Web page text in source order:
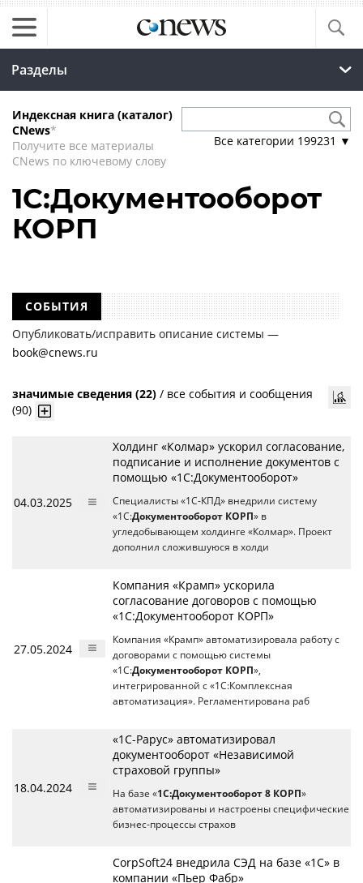
Разделы
Индексная книга (каталог)
CNews*
Получите все материалы
CNews по ключевому слову
Все категории 199231 ▼
1С:Документооборот
КОРП
СОБЫТИЯ
Опубликовать/исправить описание системы —
book@cnews.ru
значимые сведения (22) / все события и сообщения
(90)
04.03.2025
Холдинг «Колмар» ускорил согласование,
подписание и исполнение документов с
помощью «1С:Документооборот»
Специалисты «1С-КПД» внедрили систему
«1С:Документооборот КОРП» в
угледобывающем холдинге «Колмар». Проект
дополнил сложившуюся в холди
27.05.2024
Компания «Крамп» ускорила
согласование договоров с помощью
«1С:Документооборот КОРП»
Компания «Крамп» автоматизировала работу с
договорами с помощью системы
«1С:Документооборот КОРП»,
интегрированной с «1С:Комплексная
автоматизация». Регламентирована раб
18.04.2024
«1С-Рарус» автоматизировал
документооборот «Независимой
страховой группы»
На базе «1С:Документооборот 8 КОРП»
автоматизированы и настроены специфические
бизнес-процессы страхов
CorpSoft24 внедрила СЭД на базе «1С» в
компании «Пьер Фабр»